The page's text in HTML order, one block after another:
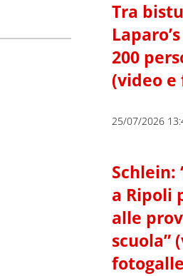
Tra
200
(video
25/07/2026
Schlein:
a Ripoli
alle
scuola”